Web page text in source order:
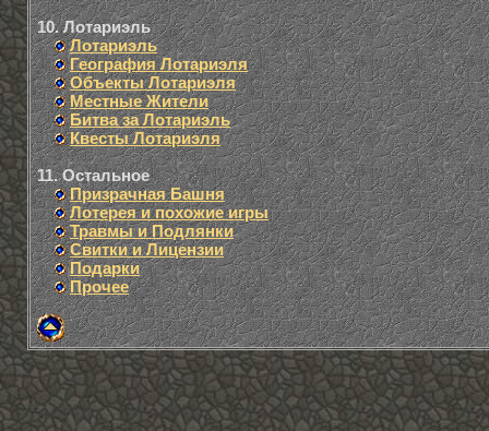
10. Лотариэль
Лотариэль
География Лотариэля
Объекты Лотариэля
Местные Жители
Битва за Лотариэль
Квесты Лотариэля
11. Остальное
Призрачная Башня
Лотерея и похожие игры
Травмы и Подлянки
Свитки и Лицензии
Подарки
Прочее